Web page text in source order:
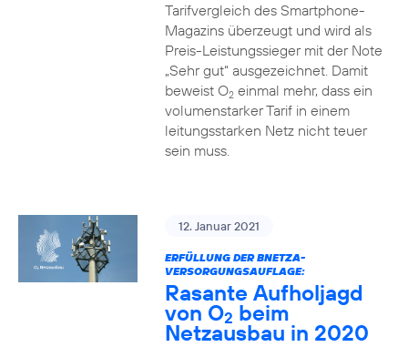
Tarifvergleich des Smartphone-
Magazins überzeugt und wird als
Preis-Leistungssieger mit der Note
„Sehr gut“ ausgezeichnet. Damit
beweist O2einmal mehr, dass ein
volumenstarker Tarif in einem
leitungsstarken Netz nicht teuer
sein muss.
12. Januar 2021
ERFÜLLUNG DER BNETZA-
VERSORGUNGSAUFLAGE:
Rasante Aufholjagd
von O2 beim
Netzausbau in 2020